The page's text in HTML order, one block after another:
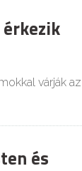
várják az
és